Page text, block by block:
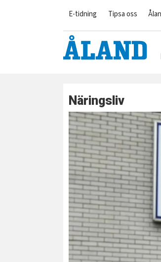
E-tidning Tipsa oss
Näringsliv